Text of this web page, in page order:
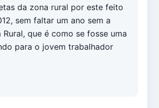
da zona rural por este feito
sem faltar um ano sem a
Rural, que é como se fosse uma
para o jovem trabalhador